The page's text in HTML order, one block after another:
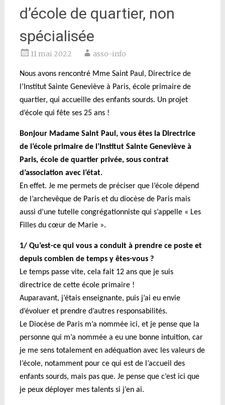
d’école de quartier, non
spécialisée
11 mai 2022 asso-info
Nous avons rencontré Mme Saint Paul, Directrice de
l’Institut Sainte Geneviève à Paris, école primaire de
quartier, qui accueille des enfants sourds. Un projet
d’école qui fête ses 25 ans !
Bonjour Madame Saint Paul, vous êtes la Directrice
de l’école primaire de l’Institut Sainte Geneviève à
Paris, école de quartier privée, sous contrat
d’association avec l’état.
En effet. Je me permets de préciser que l’école dépend
de l’archevêque de Paris et du diocèse de Paris mais
aussi d’une tutelle congrégationniste qui s’appelle « Les
Filles du cœur de Marie ».
1/ Qu’est-ce qui vous a conduit à prendre ce poste et
depuis combien de temps y êtes-vous ?
Le temps passe vite, cela fait 12 ans que je suis
directrice de cette école primaire !
Auparavant, j’étais enseignante, puis j’ai eu envie
d’évoluer et prendre d’autres responsabilités.
Le Diocèse de Paris m’a nommée ici, et je pense que la
personne qui m’a nommée a eu une bonne intuition, car
je me sens totalement en adéquation avec les valeurs de
l’école, notamment pour ce qui est de l’accueil des
enfants sourds, mais pas que. Je pense que c’est ici que
je peux déployer mes talents si j’en ai.